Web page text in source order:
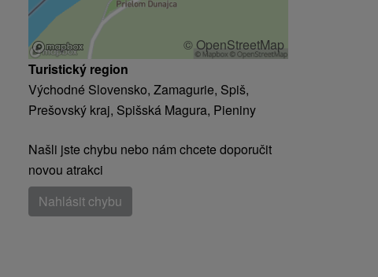
© OpenStreetMap
Turistický region
Východné Slovensko, Zamagurie, Spiš,
Prešovský kraj, Spišská Magura, Pieniny
Našli jste chybu nebo nám chcete doporučit
novou atrakci
Nahlásit chybu